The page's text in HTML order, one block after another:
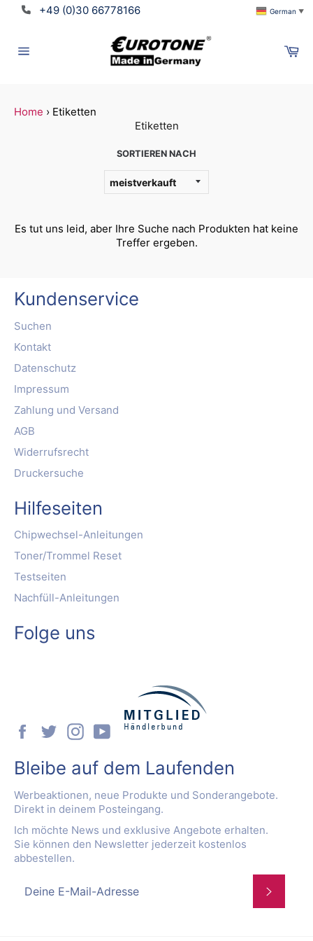
Direkt
+49 (0)30 66778166 German ▼
Home › Etiketten
Etiketten
SORTIEREN NACH
Es tut uns leid, aber Ihre Suche nach Produkten hat keine
Treffer ergeben.
Kundenservice
Suchen
Kontakt
Datenschutz
Impressum
Zahlung und Versand
AGB
Widerrufsrecht
Druckersuche
Hilfeseiten
Chipwechsel-Anleitungen
Toner/Trommel Reset
Testseiten
Nachfüll-Anleitungen
Folge uns
Facebook
TwitterInstagramYouTube
Bleibe auf dem Laufenden
Werbeaktionen, neue Produkte und Sonderangebote.
Direkt in deinem Posteingang.
Ich möchte News und exklusive Angebote erhalten.
Sie können den Newsletter jederzeit kostenlos
abbestellen.